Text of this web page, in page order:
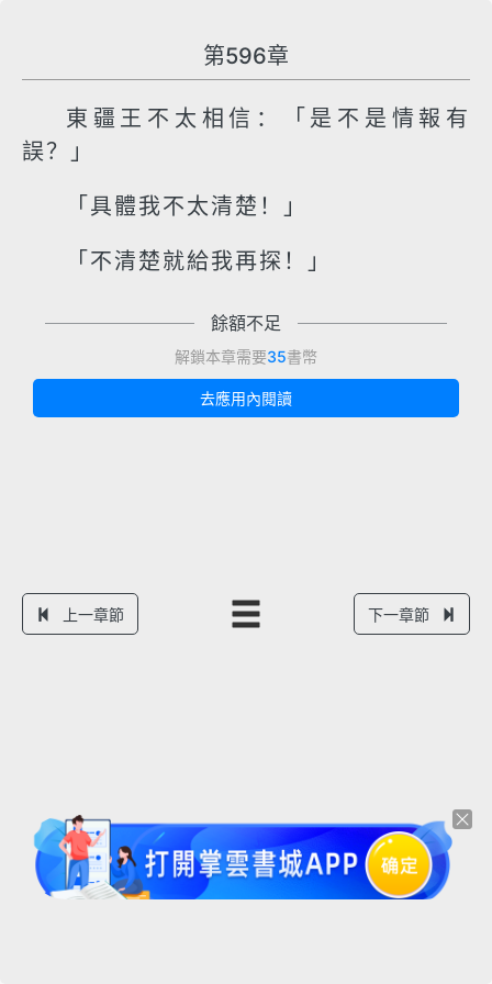
第596章
東疆王不太相信：「是不是情報有
誤？」
「具體我不太清楚！」
「不清楚就給我再探！」
餘額不足
解鎖本章需要35書幣
去應用內閱讀
上一章節 下一章節